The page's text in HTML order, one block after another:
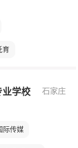
育
业学校 石家庄
际传媒